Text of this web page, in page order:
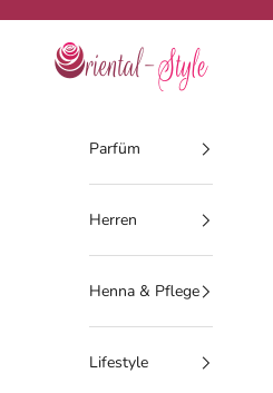
Oriental-Style
Parfüm
Herren
Henna & Pflege
Lifestyle